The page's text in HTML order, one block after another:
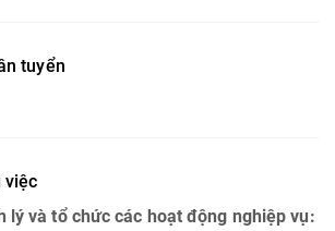
tuyển
việc
lý và tổ chức các hoạt động nghiệp vụ: